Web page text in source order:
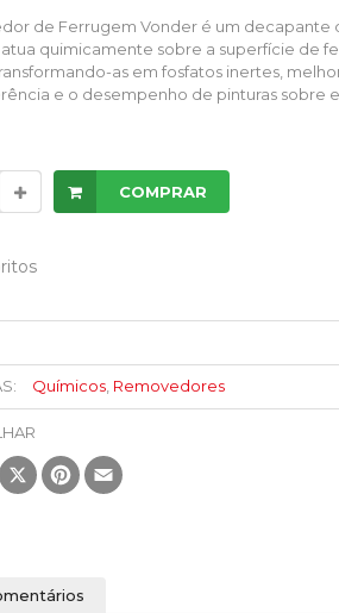
de Ferrugem Vonder é um decapante
quimicamente sobre a superfície de
as em fosfatos inertes,
e o desempenho de pinturas sobre
COMPRAR
Químicos, Removedores
X PinterestEmail